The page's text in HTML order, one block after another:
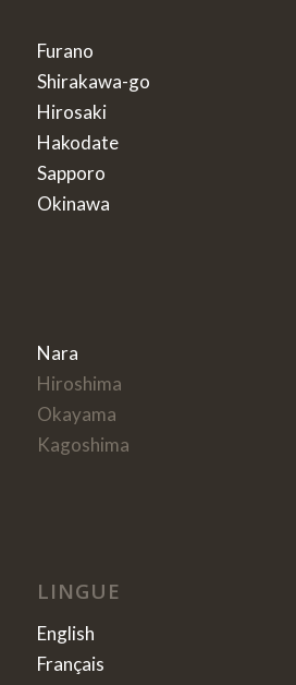
Furano
Shirakawa-go
Hirosaki
Hakodate
Sapporo
Okinawa
Nara
Hiroshima
Okayama
Kagoshima
LINGUE
English
Français